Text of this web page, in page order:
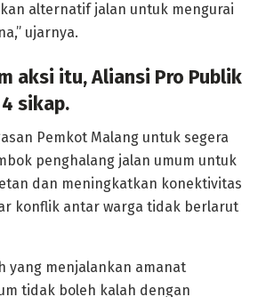
alternatif jalan untuk mengurai
ujarnya.
aksi itu, Aliansi Pro Publik
sikap.
Pemkot Malang untuk segera
penghalang jalan umum untuk
dan meningkatkan konektivitas
konflik antar warga tidak berlarut
yang menjalankan amanat
tidak boleh kalah dengan